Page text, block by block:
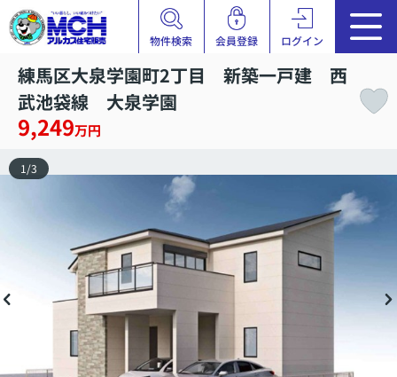
物件検索 会員登録 ログイン
練馬区大泉学園町2丁目 新築一戸建 西
武池袋線 大泉学園
9,249万円
1 /3